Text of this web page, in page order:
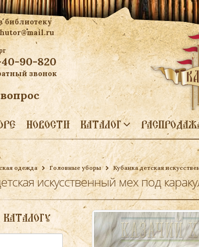
библиотеку
90-820
звонок
НОВОСТИ КАТАЛОГ
одежда Головные уборы Кубанка детская
искусственный мех под